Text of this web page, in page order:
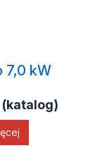
7,0 kW
(katalog)